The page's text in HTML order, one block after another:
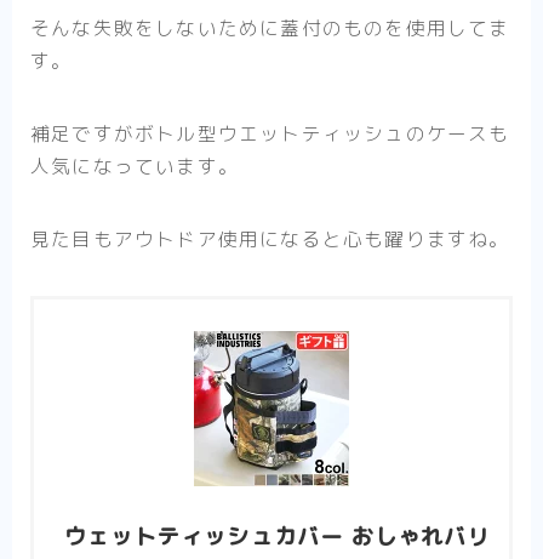
そんな失敗をしないために蓋付のものを使用してま
す。
補足ですがボトル型ウエットティッシュのケースも
人気になっています。
見た目もアウトドア使用になると心も躍りますね。
ウェットティッシュカバー おしゃれバリ